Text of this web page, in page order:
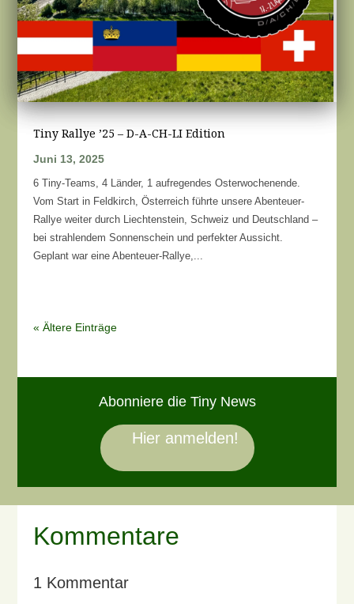
Tiny Rallye ’25 – D-A-CH-LI Edition
Juni 13, 2025
6 Tiny-Teams, 4 Länder, 1 aufregendes Osterwochenende.
Vom Start in Feldkirch, Österreich führte unsere Abenteuer-
Rallye weiter durch Liechtenstein, Schweiz und Deutschland –
bei strahlendem Sonnenschein und perfekter Aussicht.
Geplant war eine Abenteuer-Rallye,...
« Ältere Einträge
Abonniere die Tiny News
Hier anmelden!
Kommentare
1 Kommentar